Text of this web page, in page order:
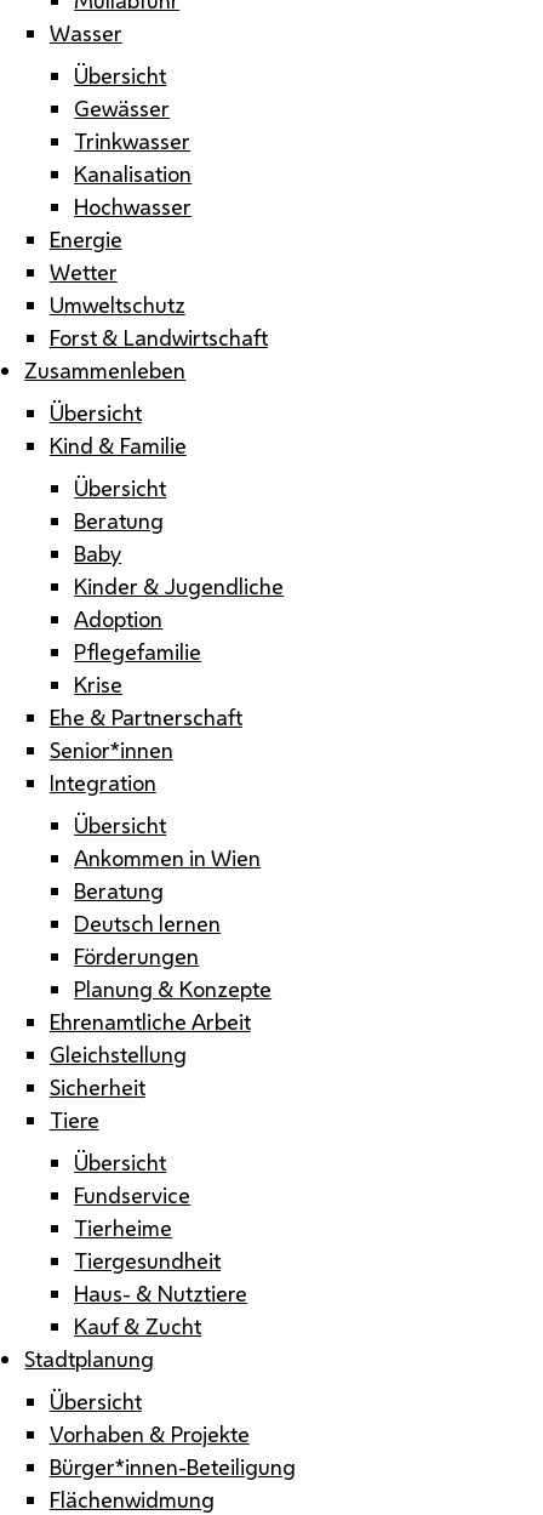
Wasser
Übersicht
Gewässer
Trinkwasser
Kanalisation
Hochwasser
Energie
Wetter
Umweltschutz
Forst & Landwirtschaft
Zusammenleben
Übersicht
Kind & Familie
Übersicht
Beratung
Baby
Kinder & Jugendliche
Adoption
Pflegefamilie
Krise
Ehe & Partnerschaft
Senior*innen
Integration
Übersicht
Ankommen in Wien
Beratung
Deutsch lernen
Förderungen
Planung & Konzepte
Ehrenamtliche Arbeit
Gleichstellung
Sicherheit
Tiere
Übersicht
Fundservice
Tierheime
Tiergesundheit
Haus- & Nutztiere
Kauf & Zucht
Stadtplanung
Übersicht
Vorhaben & Projekte
Bürger*innen-Beteiligung
Flächenwidmung